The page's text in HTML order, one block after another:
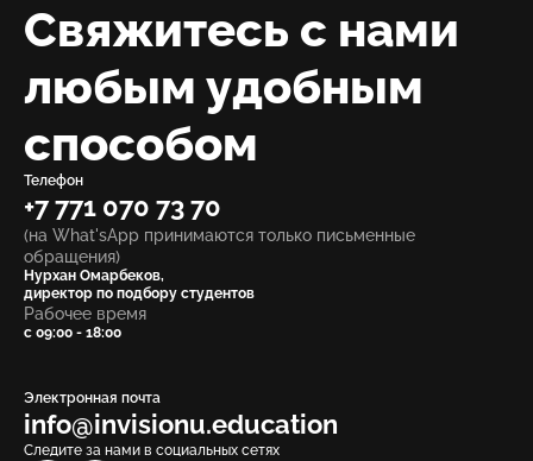
Свяжитесь с нами
любым удобным
способом
Телефон
+7 771 070 73 70
(на What'sApp принимаются только письменные
обращения)
Нурхан Омарбеков,
директор по подбору студентов
Рабочее время
с 09:00 - 18:00
Электронная почта
info@invisionu.education
Следите за нами в социальных сетях